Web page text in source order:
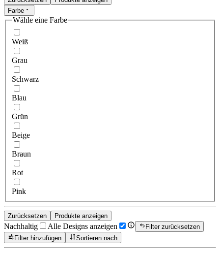
Farbe
Wähle eine Farbe
Weiß
Grau
Schwarz
Blau
Grün
Beige
Braun
Rot
Pink
Zurücksetzen Produkte anzeigen
Nachhaltig Alle Designs anzeigen
Filter zurücksetzen
Filter hinzufügen
Sortieren nach